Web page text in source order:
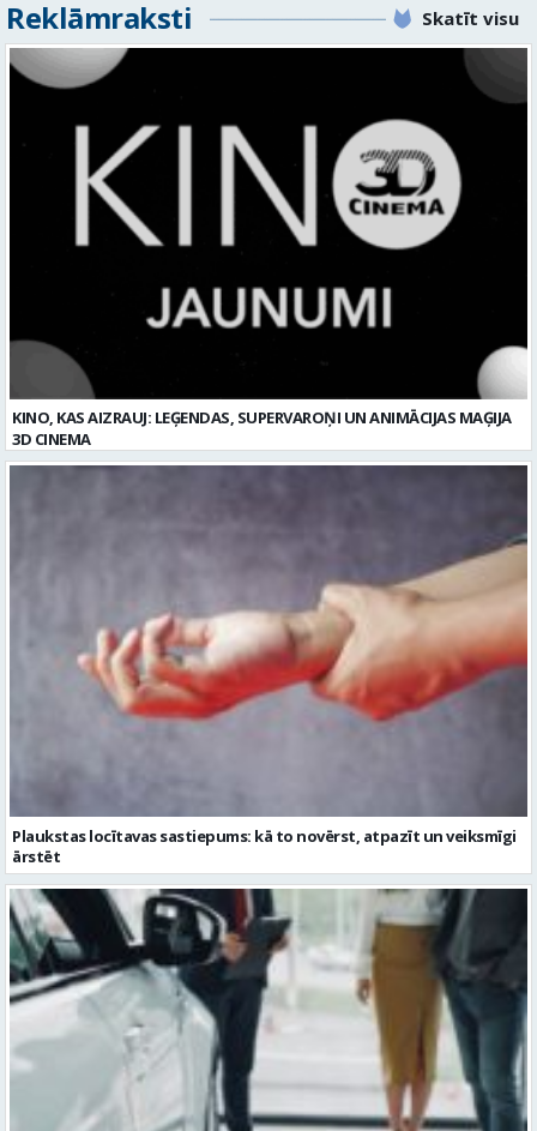
Plaukstas locītavas sastiepums: kā to novērst, atpazīt un veiksmīgi
Kāpēc divus trīs gadus veci mazlietoti auto ar garantiju ir laba izvēle